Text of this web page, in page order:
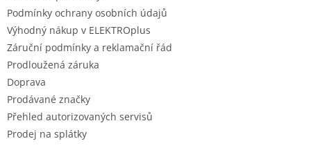
Podmínky ochrany osobních údajů
Výhodný nákup v ELEKTROplus
Záruční podmínky a reklamační řád
Prodloužená záruka
Doprava
Prodávané značky
Přehled autorizovaných servisů
Prodej na splátky